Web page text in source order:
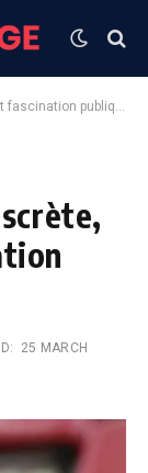
publique
25 MARCH